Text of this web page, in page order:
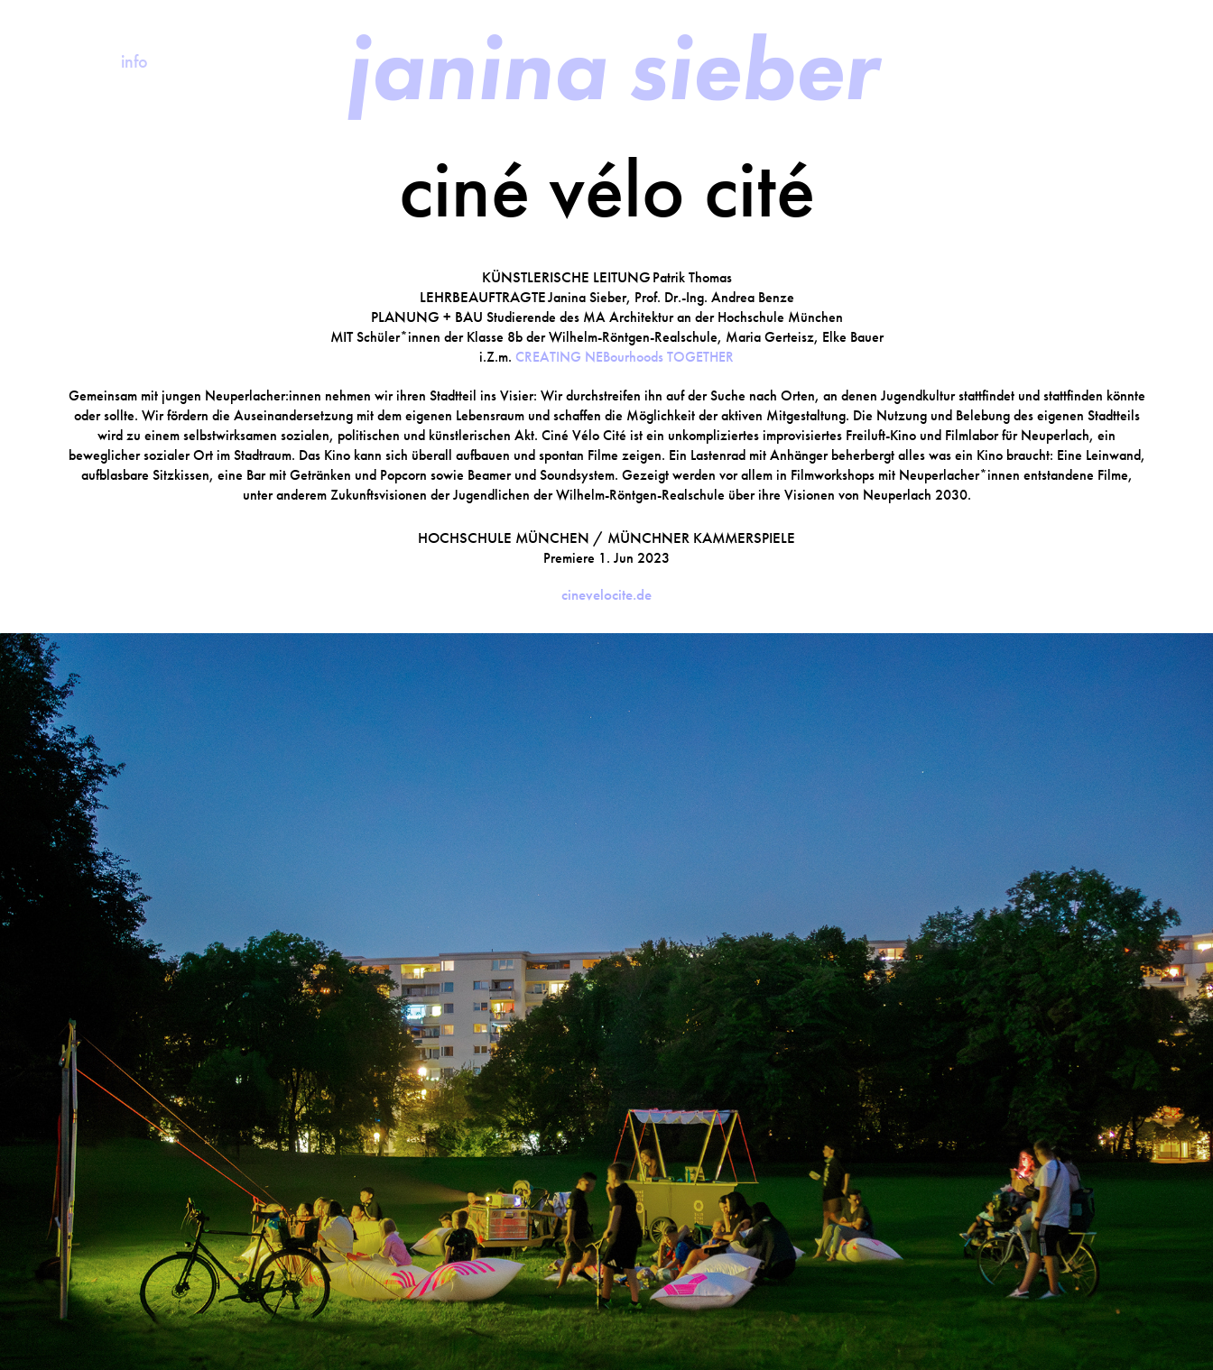
info janina sieber
ciné vélo cité
KÜNSTLERISCHE LEITUNG Patrik Thomas
LEHRBEAUFTRAGTEJanina Sieber, Prof. Dr.-Ing. Andrea Benze
PLANUNG + BAU Studierende des MA Architektur an der Hochschule München
MITSchüler*innen der Klasse 8b der Wilhelm-Röntgen-Realschule, Maria Gerteisz, Elke Bauer
i.Z.m. CREATING NEBourhoods TOGETHER
Gemeinsam mit jungen Neuperlacher:innen nehmen wir ihren Stadtteil ins Visier: Wir durchstreifen ihn auf der Suche nach Orten, an denen Jugendkultur stattfindet und stattfinden könnte
oder sollte. Wir fördern die Auseinandersetzung mit dem eigenen Lebensraum und schaffen die Möglichkeit der aktiven Mitgestaltung. Die Nutzung und Belebung des eigenen Stadtteils
wird zu einem selbstwirksamen sozialen, politischen und künstlerischen Akt. Ciné Vélo Cité ist ein unkompliziertes improvisiertes Freiluft-Kino und Filmlabor für Neuperlach, ein
beweglicher sozialer Ort im Stadtraum. Das Kino kann sich überall aufbauen und spontan Filme zeigen. Ein Lastenrad mit Anhänger beherbergt alles was ein Kino braucht: Eine Leinwand,
aufblasbare Sitzkissen, eine Bar mit Getränken und Popcorn sowie Beamer und Soundsystem. Gezeigt werden vor allem in Filmworkshops mit Neuperlacher*innen entstandene Filme,
unter anderem Zukunftsvisionen der Jugendlichen der Wilhelm-Röntgen-Realschule über ihre Visionen von Neuperlach 2030.
HOCHSCHULE MÜNCHEN / MÜNCHNER KAMMERSPIELE
Premiere 1. Jun 2023
cinevelocite.de